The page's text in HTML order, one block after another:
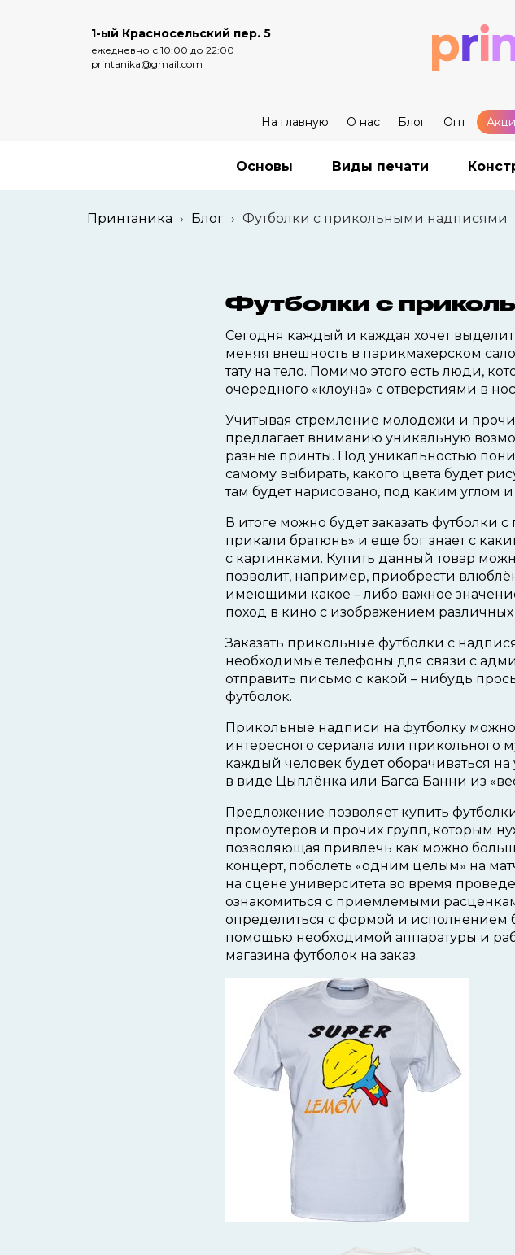
1-ый Красносельский пер. 5
ежедневно с 10:00 до 22:00
printanika@gmail.com
На главную О нас Блог Опт
Основы Виды печати
Принтаника › Блог › Футболки с прикольными надписями
Футболки с
Сегодня каждый и каждая хочет
меняя внешность в парикмахерском
тату на тело. Помимо этого есть люди,
очередного «клоуна» с отверстиями в
Учитывая стремление молодежи и
предлагает вниманию уникальную
разные принты. Под уникальностью
самому выбирать, какого цвета будет
там будет нарисовано, под каким углом
В итоге можно будет заказать футболки
прикали братюнь» и еще бог знает с
с картинками. Купить данный товар
позволит, например, приобрести
имеющими какое – либо важное
поход в кино с изображением
Заказать прикольные футболки с
необходимые телефоны для связи с
отправить письмо с какой – нибудь
футболок.
Прикольные надписи нa футболку
интересного сериала или прикольного
каждый человек будет оборачиваться
в виде Цыплёнка или Багса Банни из
Предложение позволяет купить
промоутеров и прочих групп, которым
позволяющая привлечь как можно
концерт, поболеть «одним целым» на
на сцене университета во время
ознакомиться с приемлемыми
определиться с формой и исполнением
помощью необходимой аппаратуры и
магазина футболок на заказ.